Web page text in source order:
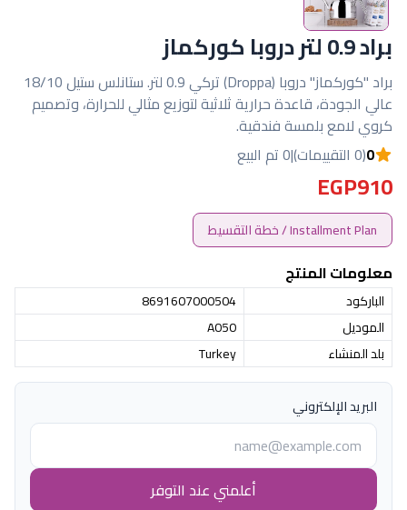
براد 0.9 لتر دروبا كوركماز
براد "كوركماز" دروبا (Droppa) تركي 0.9 لتر. ستانلس ستيل 18/10
عالي الجودة، قاعدة حرارية ثلاثية لتوزيع مثالي للحرارة، وتصميم
كروي لامع بلمسة فندقية.
0(0 التقييمات) |0 تم البيع
EGP910
Installment Plan / خطة التقسيط
معلومات المنتج
الباركود
8691607000504
الموديل
A050
بلد المنشاء
Turkey
البريد الإلكتروني
أعلمني عند التوفر